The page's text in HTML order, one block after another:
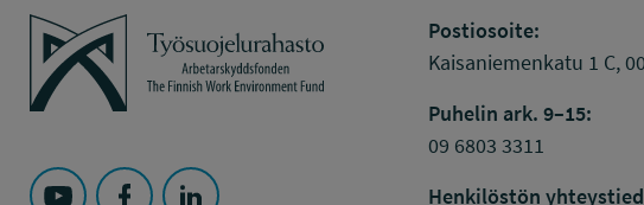
Työsuojelurahasto
Postiosoite:
Kaisaniemenkatu 1 C,
Puhelin ark. 9–15:
09 6803 3311
Henkilöstön